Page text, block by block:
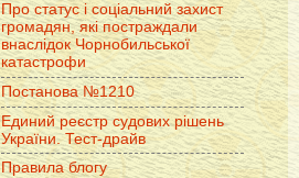
Про статус і соціальний захист
громадян, які постраждали
внаслідок Чорнобильської
катастрофи
Постанова №1210
Единий реєстр судових рішень
України. Тест-драйв
Правила блогу